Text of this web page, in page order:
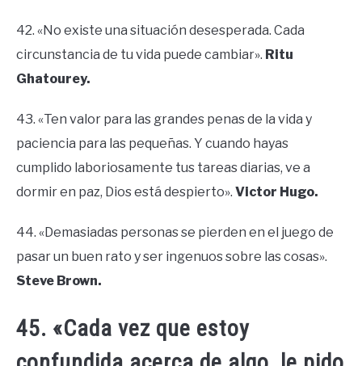
42. «No existe una situación desesperada. Cada
circunstancia de tu vida puede cambiar». Ritu
Ghatourey.
43. «Ten valor para las grandes penas de la vida y
paciencia para las pequeñas. Y cuando hayas
cumplido laboriosamente tus tareas diarias, ve a
dormir en paz, Dios está despierto». Victor Hugo.
44. «Demasiadas personas se pierden en el juego de
pasar un buen rato y ser ingenuos sobre las cosas».
Steve Brown.
45. «Cada vez que estoy